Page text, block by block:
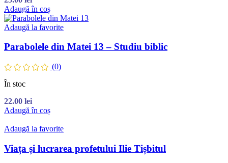
Adaugă în coș
Adaugă la favorite
Parabolele din Matei 13 – Studiu biblic
(0)
În stoc
22.00 lei
Adaugă în coș
Adaugă la favorite
Viața și lucrarea profetului Ilie Tișbitul